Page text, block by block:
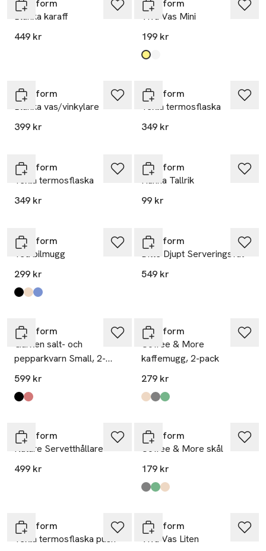
Sagaform
Blanka karaff
449 kr
Sagaform
Viva Vas Mini
199 kr
Produkten finns i färgerna:
Amber
Clear
Sagaform
Blanka vas/vinkylare
399 kr
Sagaform
Tekla termosflaska
349 kr
Sagaform
Tekla termosflaska
349 kr
Sagaform
Hanna Tallrik
99 kr
Sagaform
Ted bilmugg
299 kr
Produkten finns i färgerna:
Svart,
Beige Pantone Warm Gray 3c
Blå Pantone 2379c
Sagaform
Ditte Djupt Serveringsfat
549 kr
Sagaform
Gurken salt- och
pepparkvarn Small, 2-
pack
599 kr
Produkten finns i färgerna:
Svart/Brun
Mörkröd/Brun
Sagaform
Coffee & More
kaffemugg, 2-pack
279 kr
Produkten finns i färgerna:
Beige,
Grey,
Green,
Sagaform
Nature Servetthållare
499 kr
Sagaform
Coffee & More skål
179 kr
Produkten finns i färgerna:
Grey,
Green,
Beige,
Sagaform
Tekla termosflaska push
Sagaform
Viva Vas Liten